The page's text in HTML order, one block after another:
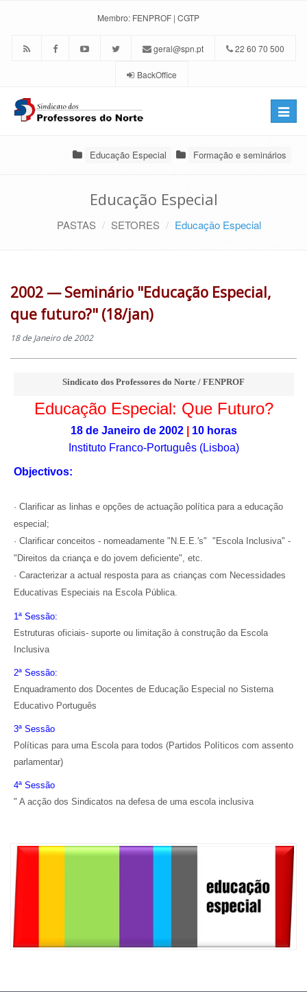
Membro: FENPROF | CGTP
geral@spn.pt 22 60 70 500
BackOffice
Toggle
Educação Especial Formação e seminários
Educação Especial
PASTAS SETORES Educação Especial
2002 — Seminário "Educação Especial,
que futuro?" (18/jan)
18 de Janeiro de 2002
Sindicato dos Professores do Norte / FENPROF
Educação Especial: Que Futuro?
18 de Janeiro de 2002|
10 horas
Instituto Franco-Português(Lisboa)
Objectivos:
· Clarificar as linhas e opções de actuação política para a educação
especial;
· Clarificar conceitos - nomeadamente "N.E.E.'s" ­ "Escola Inclusiva" ­
"Direitos da criança e do jovem deficiente", etc.
· Caracterizar a actual resposta para as crianças com Necessidades
Educativas Especiais na Escola Pública.
1ª Sessão:
Estruturas oficiais- suporte ou limitação à construção da Escola
Inclusiva
2ª Sessão:
Enquadramento dos Docentes de Educação Especial no Sistema
Educativo Português
3ª Sessão
Políticas para uma Escola para todos (Partidos Políticos com assento
parlamentar)
4ª Sessão
" A acção dos Sindicatos na defesa de uma escola inclusiva